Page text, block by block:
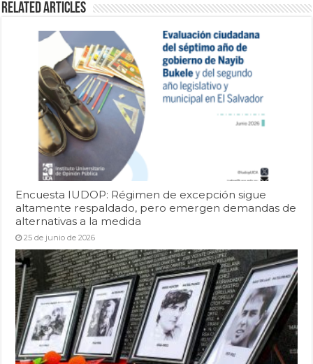
Related Articles
Encuesta IUDOP: Régimen de excepción sigue
altamente respaldado, pero emergen demandas de
alternativas a la medida
25 de junio de 2026